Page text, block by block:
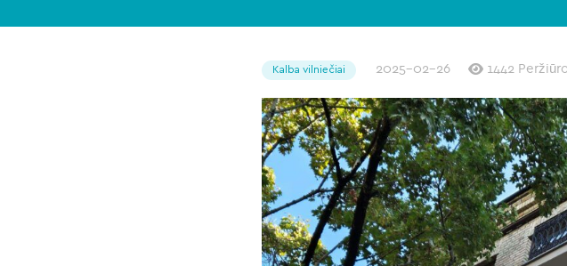
Kalba vilniečiai 2025-02-26 1442